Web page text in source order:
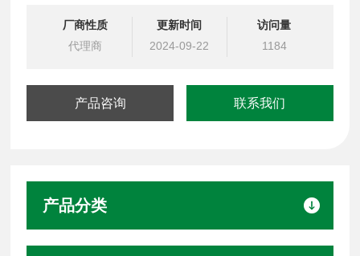
提供油路系统设计,油路块设计,阀块设计与选型
液压油缸，经销力士乐、派克、中国台湾北部等液压元件
厂商性质
代理商
更新时间
2024-09-22
访问量
1184
产品咨询 联系我们
产品分类